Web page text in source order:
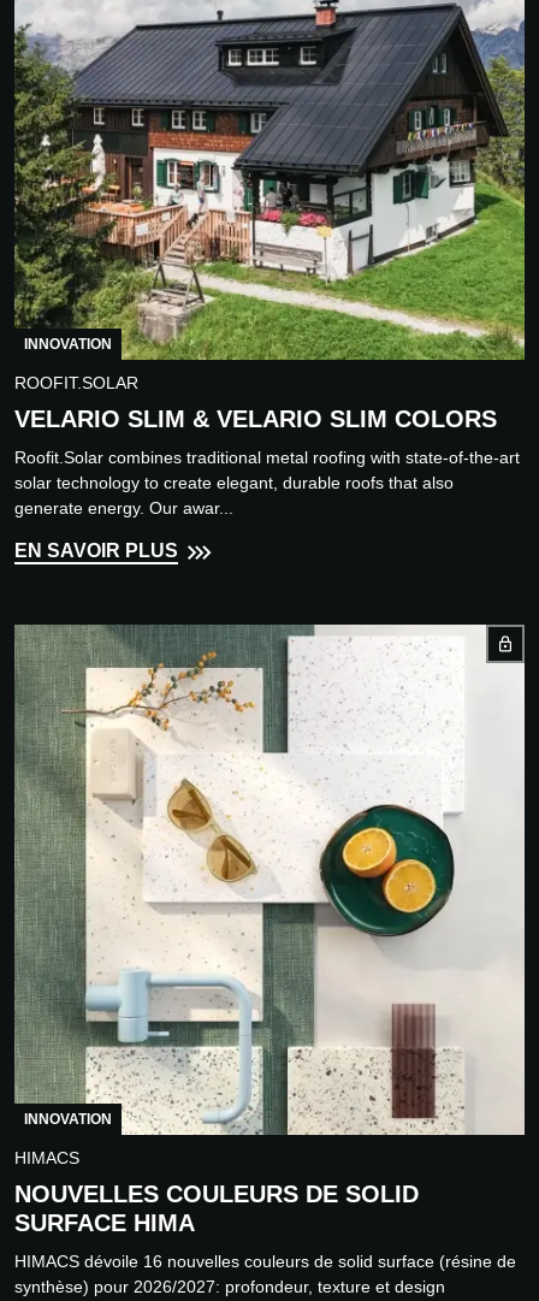
INNOVATION
ROOFIT.SOLAR
VELARIO SLIM & VELARIO SLIM COLORS
Roofit.Solar combines traditional metal roofing with state-of-the-art
solar technology to create elegant, durable roofs that also
generate energy. Our awar...
EN SAVOIR PLUS
INNOVATION
HIMACS
NOUVELLES COULEURS DE SOLID
SURFACE HIMA
HIMACS dévoile 16 nouvelles couleurs de solid surface (résine de
synthèse) pour 2026/2027: profondeur, texture et design